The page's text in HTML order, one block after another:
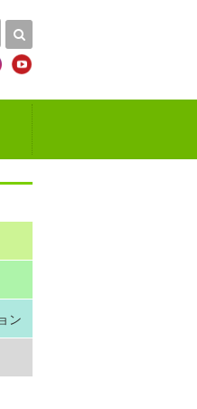
ン